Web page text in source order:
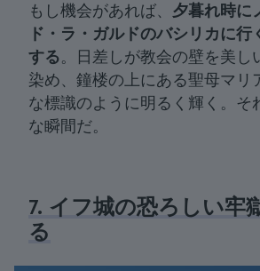
もし機会があれば、 夕暮れ時に
ド・ラ・ガルドのバシリカに行
する。日差しが教会の壁を美し
染め、鐘楼の上にある聖母マリ
な標識のように明るく輝く。そ
な瞬間だ。
7. イフ城の恐ろしい牢
る